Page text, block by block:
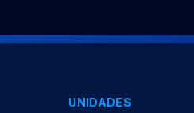
UNIDADES